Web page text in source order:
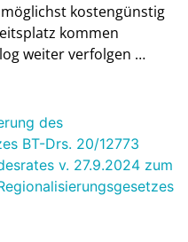
kostengünstig
kommen
weiter verfolgen …
des
BT-Drs. 20/12773
v. 27.9.2024 zum